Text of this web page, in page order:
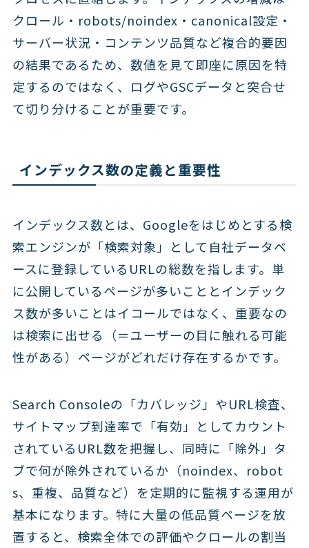
クロール・robots/noindex・canonical設定・
サーバー状況・コンテンツ品質など複合的要因
の結果であるため、数値を見て即座に原因を特
定するのではなく、ログやGSCデータと突合せ
て切り分けることが重要です。
インデックス数の定義と重要性
インデックス数とは、Googleをはじめとする検
索エンジンが「検索対象」として自社データベ
ースに登録しているURLの総数を指します。単
に公開しているページが多いこととインデック
ス数が多いことはイコールではなく、重要なの
は検索に出せる（＝ユーザーの目に触れる可能
性がある）ページがどれだけ存在するかです。
Search Consoleの「カバレッジ」やURL検査、
サイトマップ到達率で「有効」としてカウント
されているURL数を把握し、同時に「除外」タ
ブで何が除外されているか（noindex、robot
s、重複、品質など）を定期的に監視する運用が
基本になります。特に大量の低品質ページを放
置すると、検索全体での評価やクロールの割当